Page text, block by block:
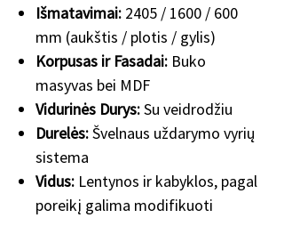
Išmatavimai: 2405 / 1600 / 600
mm (aukštis / plotis / gylis)
Korpusas ir Fasadai: Buko
masyvas bei MDF
Vidurinės Durys:Su veidrodžiu
Durelės:Švelnaus uždarymo vyrių
sistema
Vidus: Lentynos ir kabyklos, pagal
poreikį galima modifikuoti